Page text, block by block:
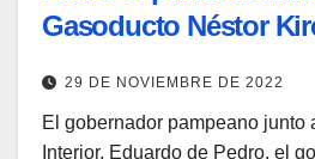
Gasoducto Néstor
29 DE NOVIEMBRE DE 2022
El gobernador pampeano junto
Interior, Eduardo de Pedro, el